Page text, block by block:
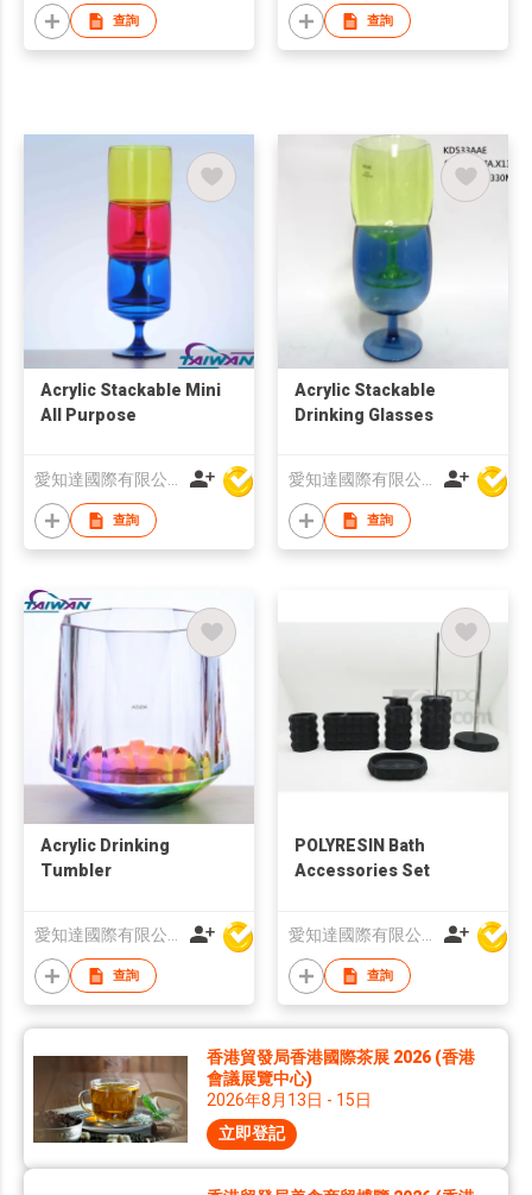
查詢 查詢
Acrylic Stackable Mini
All Purpose
查詢
Acrylic Stackable
Drinking Glasses
查詢
Acrylic Drinking
Tumbler
愛知達國際有限公司
查詢
POLYRESIN Bath
Accessories Set
愛知達國際有限公司
查詢
香港貿發局香港國際茶展 2026 (香港
會議展覽中心)
2026年8月13日 - 15日
立即登記